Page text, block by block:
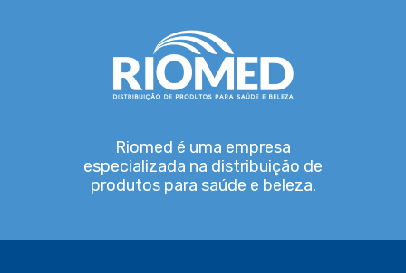
Riomed é uma empresa
especializada na distribuição de
produtos para saúde e beleza.